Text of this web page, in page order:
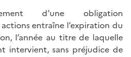
d’une obligation
entraîne l’expiration du
l’année au titre de laquelle
intervient, sans préjudice de